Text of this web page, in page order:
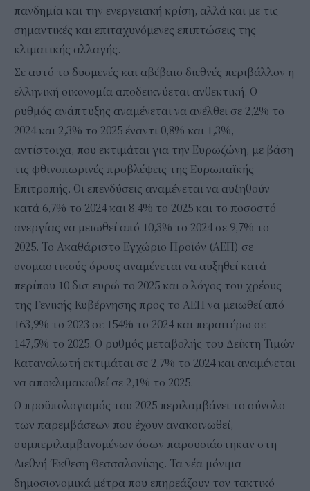
πανδημία και την ενεργειακή κρίση, αλλά και με τις
σημαντικές και επιταχυνόμενες επιπτώσεις της
κλιματικής αλλαγής.
Σε αυτό το δυσμενές και αβέβαιο διεθνές περιβάλλον η
ελληνική οικονομία αποδεικνύεται ανθεκτική. Ο
ρυθμός ανάπτυξης αναμένεται να ανέλθει σε 2,2% το
2024 και 2,3% το 2025 έναντι 0,8% και 1,3%,
αντίστοιχα, που εκτιμάται για την Ευρωζώνη, με βάση
τις φθινοπωρινές προβλέψεις της Ευρωπαϊκής
Επιτροπής. Οι επενδύσεις αναμένεται να αυξηθούν
κατά 6,7% το 2024 και 8,4% το 2025 και το ποσοστό
ανεργίας να μειωθεί από 10,3% το 2024 σε 9,7% το
2025. Το Ακαθάριστο Εγχώριο Προϊόν (ΑΕΠ) σε
ονομαστικούς όρους αναμένεται να αυξηθεί κατά
περίπου 10 δισ. ευρώ το 2025 και ο λόγος του χρέους
της Γενικής Κυβέρνησης προς το ΑΕΠ να μειωθεί από
163,9% το 2023 σε 154% το 2024 και περαιτέρω σε
147,5% το 2025. Ο ρυθμός μεταβολής του Δείκτη Τιμών
Καταναλωτή εκτιμάται σε 2,7% το 2024 και αναμένεται
να αποκλιμακωθεί σε 2,1% το 2025.
Ο προϋπολογισμός του 2025 περιλαμβάνει το σύνολο
των παρεμβάσεων που έχουν ανακοινωθεί,
συμπεριλαμβανομένων όσων παρουσιάστηκαν στη
Διεθνή Έκθεση Θεσσαλονίκης. Τα νέα μόνιμα
δημοσιονομικά μέτρα που επηρεάζουν τον τακτικό